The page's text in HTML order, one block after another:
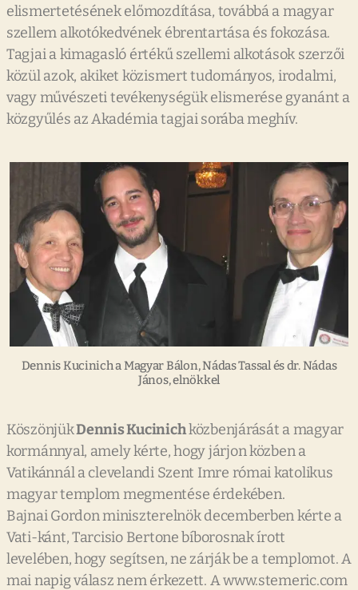
elismertetésének előmozdítása, továbbá a magyar
szellem alkotókedvének ébrentartása és fokozása.
Tagjai a kimagasló értékű szellemi alkotások szerzői
közül azok, akiket közismert tudományos, irodalmi,
vagy művészeti tevékenységük elismerése gyanánt a
közgyűlés az Akadémia tagjai sorába meghív.
Dennis Kucinich a Magyar Bálon, Nádas Tassal és dr. Nádas
János, elnökkel
KöszönjükDennis Kucinichközbenjárását a magyar
kormánnyal, amely kérte, hogy járjon közben a
Vatikánnál a clevelandi Szent Imre római katolikus
magyar templom megmentése érdekében.
Bajnai Gordon miniszterelnök decemberben kérte a
Vati-kánt, Tarcisio Bertone bíborosnak írott
levelében, hogy segítsen, ne zárják be a templomot. A
mai napig válasz nem érkezett. A www.stemeric.com